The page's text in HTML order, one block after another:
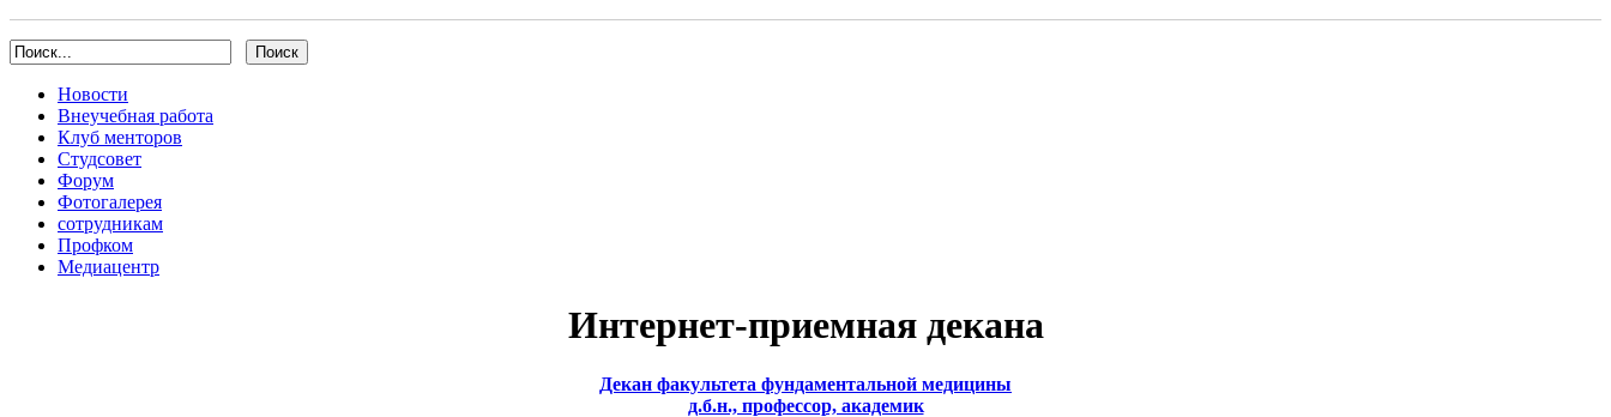
Новости
Внеучебная работа
Клуб менторов
Студсовет
Форум
Фотогалерея
сотрудникам
Профком
Медиацентр
Интернет-приемная декана
Декан факультета фундаментальной медицины
д.б.н., профессор, академик